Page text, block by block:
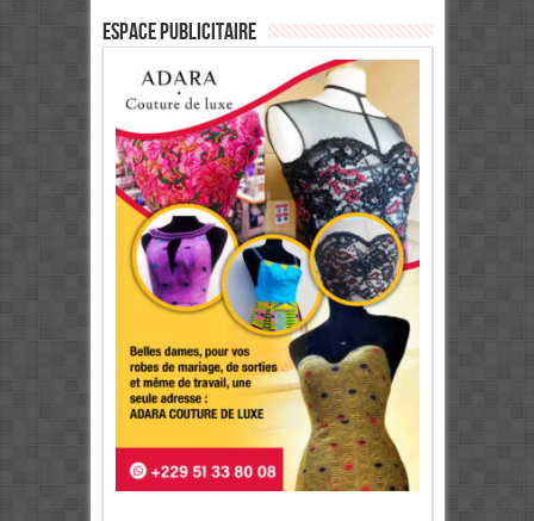
ESPACE PUBLICITAIRE